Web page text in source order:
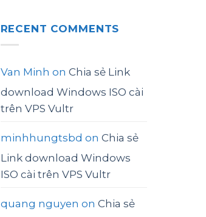
RECENT COMMENTS
Van Minh on Chia sẻ Link
download Windows ISO cài
trên VPS Vultr
minhhungtsbd on Chia sẻ
Link download Windows
ISO cài trên VPS Vultr
quang nguyen on Chia sẻ